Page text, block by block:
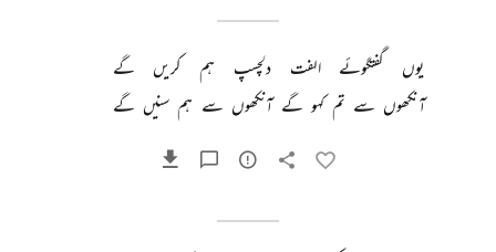
یوں گفتگوئے الفت دلچسپ ہم کریں
گے
آنکھوں سے تم کہو گے آنکھوں سے ہم سنیں گے